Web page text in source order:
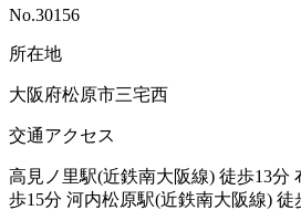
No.30156
所在地
大阪府松原市三宅西
交通アクセス
高見ノ里駅(近鉄南大阪線) 徒歩13分
歩15分 河内松原駅(近鉄南大阪線) 徒